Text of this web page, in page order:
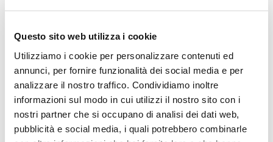
Questo sito web utilizza i cookie
Utilizziamo i cookie per personalizzare contenuti ed
annunci, per fornire funzionalità dei social media e per
analizzare il nostro traffico. Condividiamo inoltre
informazioni sul modo in cui utilizzi il nostro sito con i
nostri partner che si occupano di analisi dei dati web,
pubblicità e social media, i quali potrebbero combinarle
7 consigli per una moto al
top durante l'estate
Segui questi 7 consigli per valutare lo
stato di salute della tua moto e corri
d'estate senza pensieri.
Leggi di piu' »